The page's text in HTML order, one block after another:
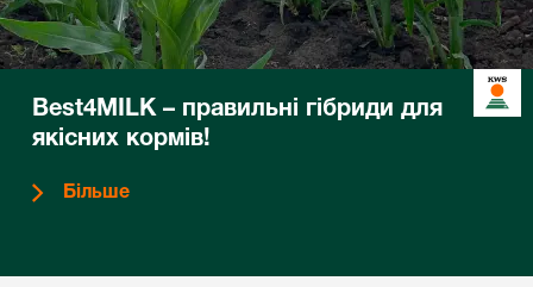
Best4MILK – правильні гібриди для
якісних кормів!
Більше